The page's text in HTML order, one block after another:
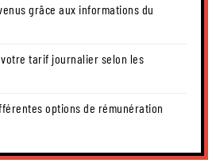
grâce aux informations du
tarif journalier selon les
options de rémunération